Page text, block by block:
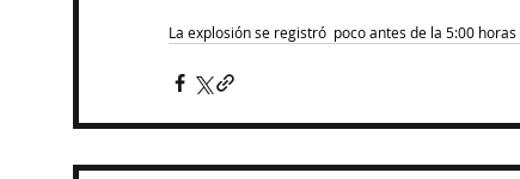
La explosión se registró  poco antes de la 5:00